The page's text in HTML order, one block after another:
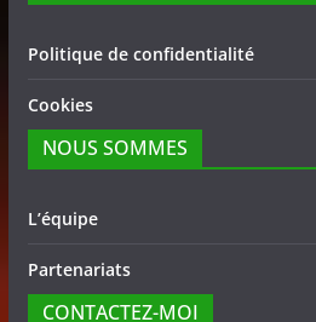
Politique de confidentialité
Cookies
NOUS SOMMES
L’équipe
Partenariats
CONTACTEZ-MOI